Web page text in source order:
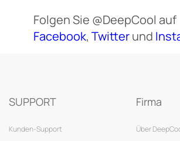
Folgen Sie @DeepCool auf
Facebook,Twitterund
SUPPORT
Kunden-Support
Firma
Über